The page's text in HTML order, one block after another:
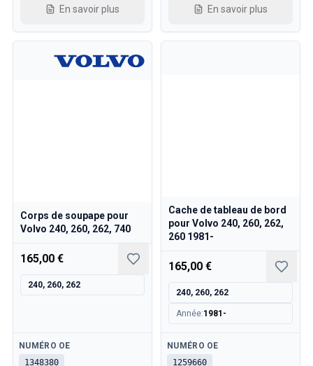
En savoir plus En savoir plus
Corps de soupape pour
Volvo 240, 260, 262, 740
165,00 €
240, 260, 262
Disponible
NUMÉRO OE
1348380
Cache de tableau de bord
pour Volvo 240, 260, 262,
260 1981-
165,00 €
240, 260, 262
Année:1981-
Disponible
NUMÉRO OE
1259660